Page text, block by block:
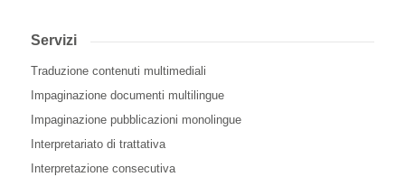
Servizi
Traduzione contenuti multimediali
Impaginazione documenti multilingue
Impaginazione pubblicazioni monolingue
Interpretariato di trattativa
Interpretazione consecutiva